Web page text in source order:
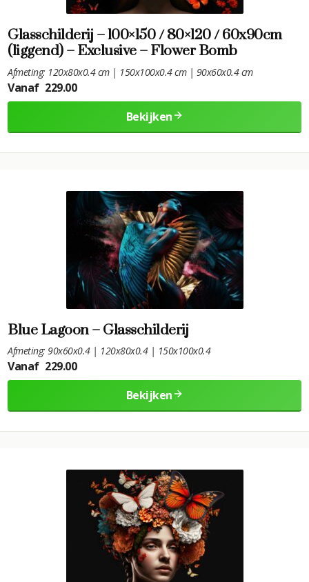
Glasschilderij – 100×150 / 80×120 / 60x90cm
(liggend) – Exclusive – Flower Bomb
Afmeting: 120x80x0.4 cm | 150x100x0.4 cm | 90x60x0.4 cm
Vanaf 229.00
Bekijken
Blue Lagoon – Glasschilderij
Afmeting: 90x60x0.4 | 120x80x0.4 | 150x100x0.4
Vanaf 229.00
Bekijken